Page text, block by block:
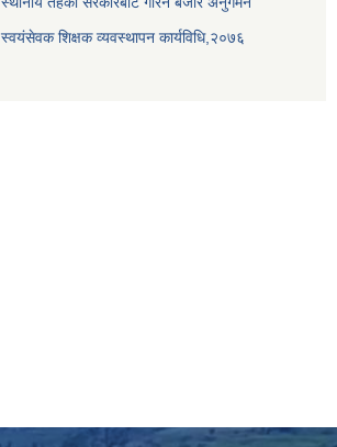
स्वयंसेवक शिक्षक व्यवस्थापन कार्यविधि,२०७६